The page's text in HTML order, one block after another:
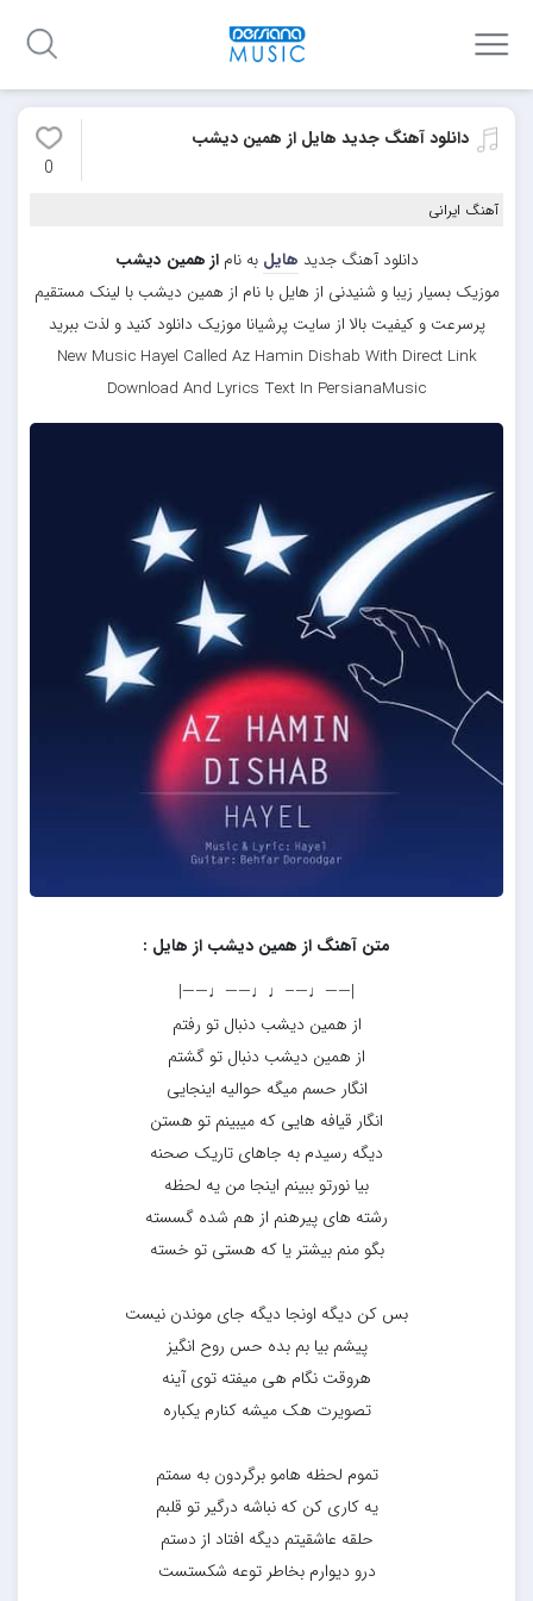
دانلود آهنگ جدید هایل از همین دیشب
0
آهنگ ایرانی
دانلود آهنگ جدید هایل به ناماز همین دیشب
موزیک بسیار زیبا و شنیدنی از هایل با نام از همین دیشب با لینک مستقیم
پرسرعت و کیفیت بالا از سایت پرشیانا موزیک دانلود کنید و لذت ببرید
New Music Hayel Called Az Hamin Dishab With Direct Link
Download And Lyrics Text In PersianaMusic
متن آهنگ از همین دیشب از هایل :
|——♩—–♩♩——♩——|
از همین دیشب دنبال تو رفتم
از همین دیشب دنبال تو گشتم
انگار حسم میگه حوالیه اینجایی
انگار قیافه هایی که میبینم تو هستن
دیگه رسیدم به جاهای تاریک صحنه
بیا نورتو ببینم اینجا من یه لحظه
رشته های پیرهنم از هم شده گسسته
بگو منم بیشتر یا که هستی تو خسته
بس کن دیگه اونجا دیگه جای موندن نیست
پیشم بیا بم بده حس روح انگیز
هروقت نگام هی میفته توی آینه
تصویرت هک میشه کنارم یکباره
تموم لحظه هامو برگردون به سمتم
یه کاری کن که نباشه درگیر تو قلبم
حلقه عاشقیتم دیگه افتاد از دستم
درو دیوارم بخاطر توعه شکستست